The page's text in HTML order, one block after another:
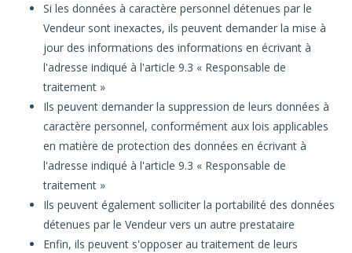
Si les données à caractère personnel détenues par le
Vendeur sont inexactes, ils peuvent demander la mise à
jour des informations des informations en écrivant à
l'adresse indiqué à l'article 9.3 « Responsable de
traitement »
Ils peuvent demander la suppression de leurs données à
caractère personnel, conformément aux lois applicables
en matière de protection des données en écrivant à
l'adresse indiqué à l'article 9.3 « Responsable de
traitement »
Ils peuvent également solliciter la portabilité des données
détenues par le Vendeur vers un autre prestataire
Enfin, ils peuvent s'opposer au traitement de leurs